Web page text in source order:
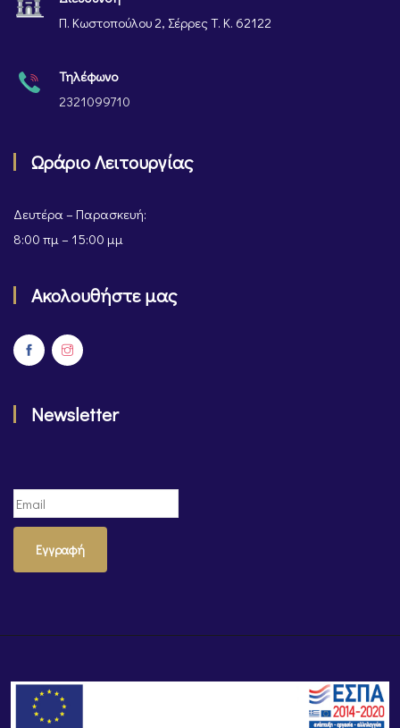
Π. Κωστοπούλου 2, Σέρρες Τ. Κ. 62122
Τηλέφωνο
2321099710
Ωράριο Λειτουργίας
Δευτέρα – Παρασκευή:
8:00 πμ – 15:00 μμ
Ακολουθήστε μας
Newsletter
Εγγραφή